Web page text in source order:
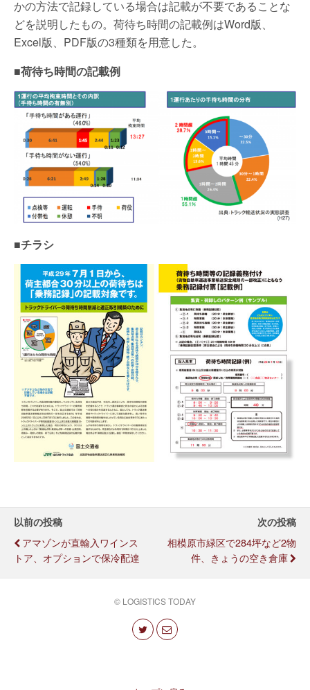
かの方法で記録している場合は記載が不要であることな
どを説明したもの。荷待ち時間の記載例はWord版、
Excel版、PDF版の3種類を用意した。
■荷待ち時間の記載例
■チラシ
以前の投稿
アマゾンが直輸入ワインス
トア、オプションで保冷配達
次の投稿
相模原市緑区で284坪など2物
件、きょうの空き倉庫
© LOGISTICS TODAY